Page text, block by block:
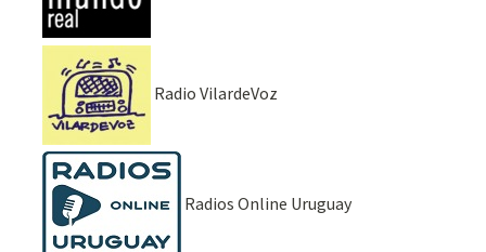
Radio VilardeVoz
Radios Online Uruguay